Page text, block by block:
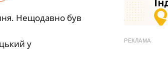
Нещодавно був
у
РЕКЛАМА